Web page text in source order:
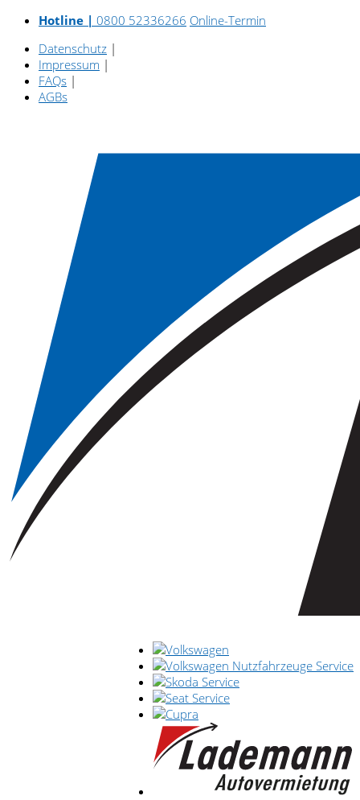
Hotline | 0800 52336266 Online-Termin
Datenschutz |
Impressum |
FAQs |
AGBs